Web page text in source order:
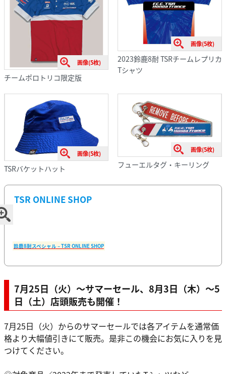
画像(5枚)
チームポロトリコ限定版
画像(5枚)
2023鈴鹿8耐 TSRチームレプリカ
Tシャツ
画像(5枚)
TSRバケットハット
画像(5枚)
フューエルタグ・キーリング
TSR ONLINE SHOP
鈴鹿8耐スペシャル – TSR ONLINE SHOP
7月25日（火）～サマーセール、8月3日（木）～5
日（土）店頭販売も開催！
7月25日（火）からのサマーセールでは各アイテムを通常価
格より大幅値引きにて販売。是非この機会にお気に入りを見
つけてください。